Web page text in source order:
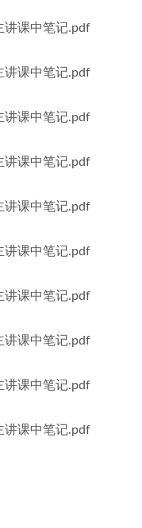
讲课中笔记.pdf
讲课中笔记.pdf
讲课中笔记.pdf
讲课中笔记.pdf
讲课中笔记.pdf
讲课中笔记.pdf
讲课中笔记.pdf
讲课中笔记.pdf
讲课中笔记.pdf
讲课中笔记.pdf